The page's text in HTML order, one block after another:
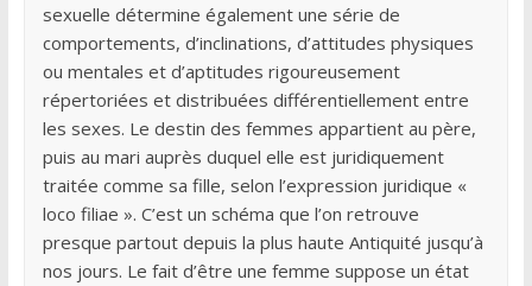
sexuelle détermine également une série de
comportements, d’inclinations, d’attitudes physiques
ou mentales et d’aptitudes rigoureusement
répertoriées et distribuées différentiellement entre
les sexes. Le destin des femmes appartient au père,
puis au mari auprès duquel elle est juridiquement
traitée comme sa fille, selon l’expression juridique «
loco filiae ». C’est un schéma que l’on retrouve
presque partout depuis la plus haute Antiquité jusqu’à
nos jours. Le fait d’être une femme suppose un état